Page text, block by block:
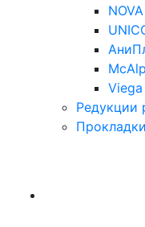
NOVA
Viega
Редукции
Прокладки